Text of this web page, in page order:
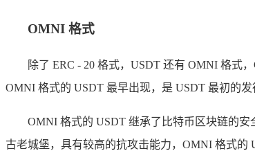
OMNI 格式
除了 ERC - 20 格式，USDT 还有 OMNI 格式
OMNI 格式的 USDT 最早出现，是 USDT 最初的
OMNI 格式的 USDT 继承了比特币区块链的
古老城堡，具有较高的抗攻击能力，OMNI 格式的